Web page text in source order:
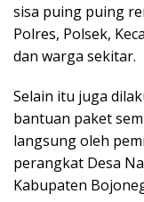
sisa puing puing
Polres, Polsek,
dan warga sekitar.
Selain itu juga
bantuan paket
langsung oleh
perangkat Desa
Kabupaten